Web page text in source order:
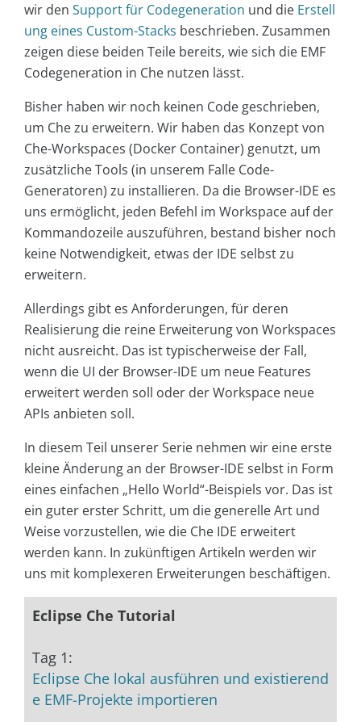
wir den Support für Codegeneration und die Erstell
ung eines Custom-Stacks beschrieben. Zusammen
zeigen diese beiden Teile bereits, wie sich die EMF
Codegeneration in Che nutzen lässt.
Bisher haben wir noch keinen Code geschrieben,
um Che zu erweitern. Wir haben das Konzept von
Che-Workspaces (Docker Container) genutzt, um
zusätzliche Tools (in unserem Falle Code-
Generatoren) zu installieren. Da die Browser-IDE es
uns ermöglicht, jeden Befehl im Workspace auf der
Kommandozeile auszuführen, bestand bisher noch
keine Notwendigkeit, etwas der IDE selbst zu
erweitern.
Allerdings gibt es Anforderungen, für deren
Realisierung die reine Erweiterung von Workspaces
nicht ausreicht. Das ist typischerweise der Fall,
wenn die UI der Browser-IDE um neue Features
erweitert werden soll oder der Workspace neue
APIs anbieten soll.
In diesem Teil unserer Serie nehmen wir eine erste
kleine Änderung an der Browser-IDE selbst in Form
eines einfachen „Hello World“-Beispiels vor. Das ist
ein guter erster Schritt, um die generelle Art und
Weise vorzustellen, wie die Che IDE erweitert
werden kann. In zukünftigen Artikeln werden wir
uns mit komplexeren Erweiterungen beschäftigen.
Eclipse Che Tutorial
Tag 1:
Eclipse Che lokal ausführen und existierend
e EMF-Projekte importieren